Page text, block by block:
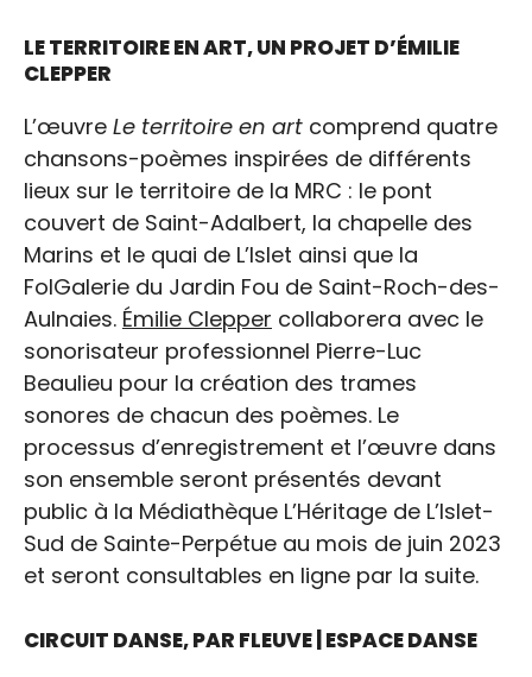
LE TERRITOIRE EN ART, UN PROJET D’ÉMILIE
CLEPPER
L’œuvre Le territoire en art comprend quatre
chansons-poèmes inspirées de différents
lieux sur le territoire de la MRC : le pont
couvert de Saint-Adalbert, la chapelle des
Marins et le quai de L’Islet ainsi que la
FolGalerie du Jardin Fou de Saint-Roch-des-
Aulnaies. Émilie Clepper collaborera avec le
sonorisateur professionnel Pierre-Luc
Beaulieu pour la création des trames
sonores de chacun des poèmes. Le
processus d’enregistrement et l’œuvre dans
son ensemble seront présentés devant
public à la Médiathèque L’Héritage de L’Islet-
Sud de Sainte-Perpétue au mois de juin 2023
et seront consultables en ligne par la suite.
CIRCUIT DANSE, PAR FLEUVE | ESPACE DANSE